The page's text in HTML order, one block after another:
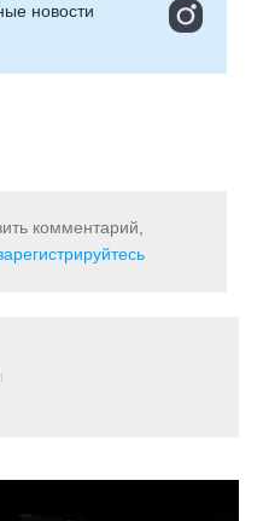
новости
комментарий,